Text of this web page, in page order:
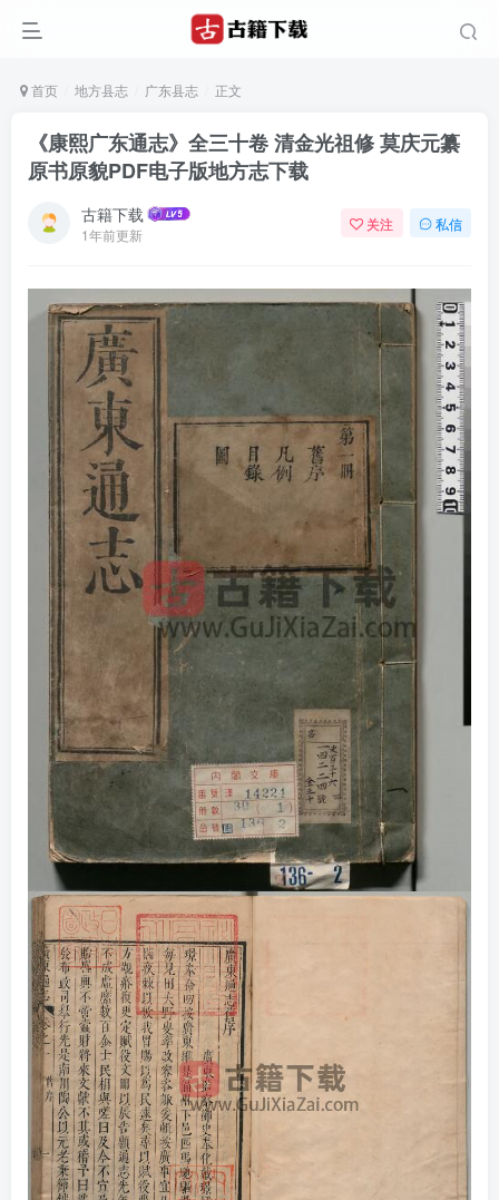
首页 地方县志 广东县志 正文
《康熙广东通志》全三十卷 清金光祖修 莫庆元纂
原书原貌PDF电子版地方志下载
古籍下载
1年前更新
关注 私信